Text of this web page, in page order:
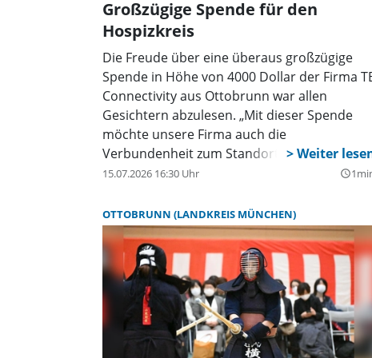
Großzügige Spende für den
Hospizkreis
Die Freude über eine überaus großzügige
Spende in Höhe von 4000 Dollar der Firma
Connectivity aus Ottobrunn war allen
Gesichtern abzulesen. „Mit dieser Spende
möchte unsere Firma auch die
Verbundenheit zum Standort Ottobrunn
ausdrücken und so dem Hospizkreis
Arbeit fortsetzen zu können.“ so Dr. Markus
Hardi als Director R&D/ Product
Development Engineering Cold Applied
Global Energy der Firma, die bereits unter
dem Namen „Raychem“ international
Bekanntheit erreichte.
15.07.2026 16:30 Uhr query_builder
OTTOBRUNN (LANDKREIS MÜNCHEN)